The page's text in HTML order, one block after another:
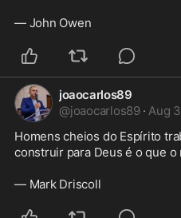
— John Owen
joaocarlos89
@joaocarlos89 · Aug 3
Homens cheios do Espírito
construir para Deus é o que
— Mark Driscoll